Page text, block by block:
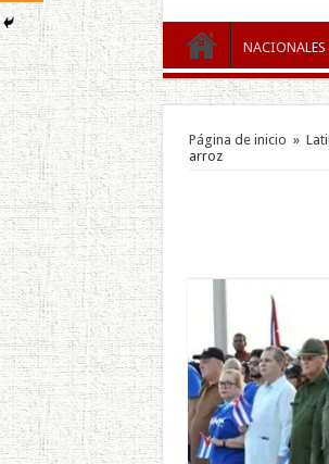
NACIONALES
Página de inicio »
arroz